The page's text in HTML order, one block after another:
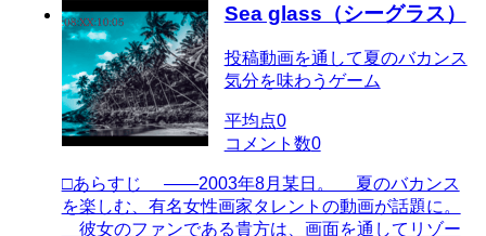
Sea glass（シーグラス）
投稿動画を通して夏のバカンス
気分を味わうゲーム
平均点0
コメント数0
□あらすじ ――2003年8月某日。 夏のバカンス
を楽しむ、有名女性画家タレントの動画が話題に。
彼女のファンである貴方は、画面を通してリゾー